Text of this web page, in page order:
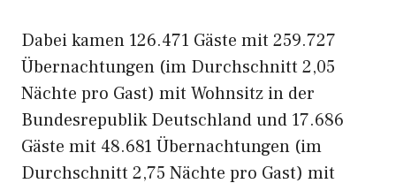
Dabei kamen 126.471 Gäste mit 259.727
Übernachtungen (im Durchschnitt 2,05
Nächte pro Gast) mit Wohnsitz in der
Bundesrepublik Deutschland und 17.686
Gäste mit 48.681 Übernachtungen (im
Durchschnitt 2,75 Nächte pro Gast) mit